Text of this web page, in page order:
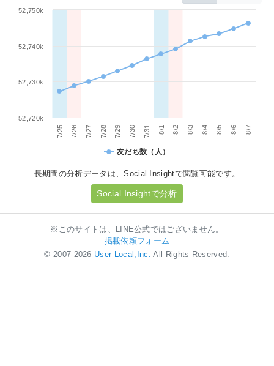
友だち数（人）
7/25 7/26 7/27 7/28 7/29 7/30 7/31 8/1 8/2 8/3 8/4 8/5 8/6 8/7
52,720k
52,730k
52,740k
52,750k
長期間の分析データは、Social Insightで閲覧可能です。
Social Insightで分析
※このサイトは、LINE公式ではございません。
掲載依頼フォーム
© 2007-2026 User Local,Inc. All Rights Reserved.